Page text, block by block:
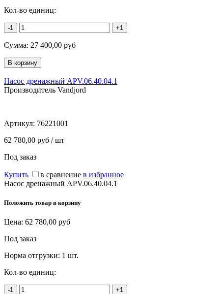
Кол-во единиц:
-1 +1
Сумма: 27 400,00 руб
Насос дренажный APV.06.40.04.1
Производитель Vandjord
Артикул: 76221001
62 780,00 руб / шт
Под заказ
Купить в сравнение в избранное
Насос дренажный APV.06.40.04.1
Положить товар в корзину
Цена: 62 780,00 руб
Под заказ
Норма отгрузки: 1 шт.
Кол-во единиц:
-1 +1